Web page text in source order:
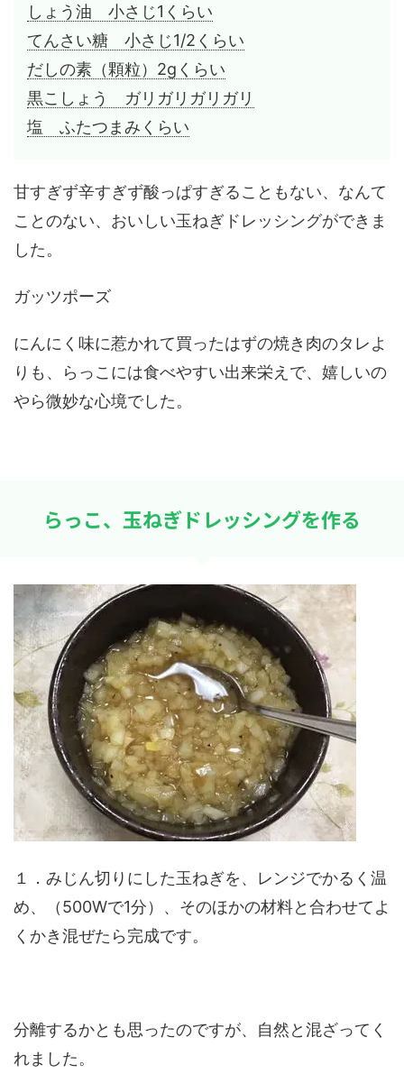
しょう油 小さじ1くらい
てんさい糖 小さじ1/2くらい
だしの素（顆粒）2gくらい
黒こしょう ガリガリガリガリ
塩 ふたつまみくらい
甘すぎず辛すぎず酸っぱすぎることもない、なんて
ことのない、おいしい玉ねぎドレッシングができま
した。
ガッツポーズ
にんにく味に惹かれて買ったはずの焼き肉のタレよ
りも、らっこには食べやすい出来栄えで、嬉しいの
やら微妙な心境でした。
らっこ、玉ねぎドレッシングを作る
１．みじん切りにした玉ねぎを、レンジでかるく温
め、（500Wで1分）、そのほかの材料と合わせてよ
くかき混ぜたら完成です。
分離するかとも思ったのですが、自然と混ざってく
れました。